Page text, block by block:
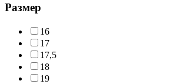
Размер
16
17
17,5
18
19